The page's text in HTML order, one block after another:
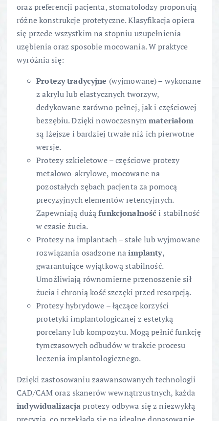
oraz preferencji pacjenta, stomatolodzy proponują
różne konstrukcje protetyczne. Klasyfikacja opiera
się przede wszystkim na stopniu uzupełnienia
uzębienia oraz sposobie mocowania. W praktyce
wyróżnia się:
Protezy tradycyjne (wyjmowane) – wykonane
z akrylu lub elastycznych tworzyw,
dedykowane zarówno pełnej, jak i częściowej
bezzębiu. Dzięki nowoczesnymmateriałom
są lżejsze i bardziej trwałe niż ich pierwotne
wersje.
Protezy szkieletowe – częściowe protezy
metalowo-akrylowe, mocowane na
pozostałych zębach pacjenta za pomocą
precyzyjnych elementów retencyjnych.
Zapewniają dużąfunkcjonalność i stabilność
w czasie żucia.
Protezy na implantach – stałe lub wyjmowane
rozwiązania osadzone naimplanty,
gwarantujące wyjątkową stabilność.
Umożliwiają równomierne przenoszenie sił
żucia i chronią kość szczęki przed resorpcją.
Protezy hybrydowe – łączące korzyści
protetyki implantologicznej z estetyką
porcelany lub kompozytu. Mogą pełnić funkcję
tymczasowych odbudów w trakcie procesu
leczenia implantologicznego.
Dzięki zastosowaniu zaawansowanych technologii
CAD/CAM oraz skanerów wewnątrzustnych, każda
indywidualizacjaprotezy odbywa się z niezwykłą